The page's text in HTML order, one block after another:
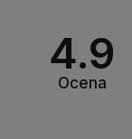
4.9
Ocena